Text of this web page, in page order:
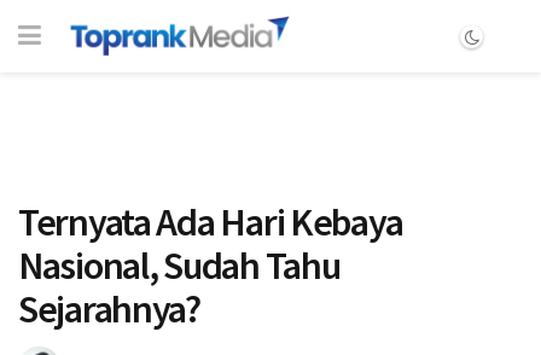
Ternyata Ada Hari Kebaya
Nasional, Sudah Tahu
Sejarahnya?